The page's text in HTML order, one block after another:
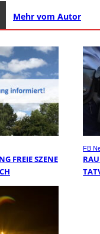
Mehr vom Autor
FREIE SZENE
FB